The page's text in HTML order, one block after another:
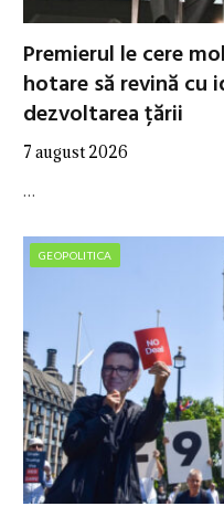
Premierul le cere
hotare să revină cu
dezvoltarea țării
7 august 2026
…
GEOPOLITICA